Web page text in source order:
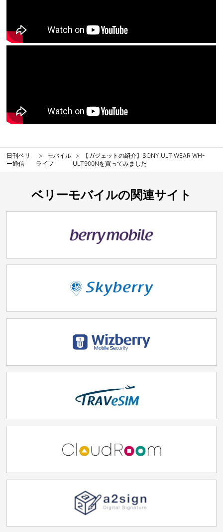
日刊ベリ
ー通信
モバイル
ライフ
【ガジェットの紹介】SONY ULT WEAR WH-
ULT900Nを買ってみました
ベリーモバイルの関連サイト